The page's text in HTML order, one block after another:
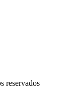
reservados